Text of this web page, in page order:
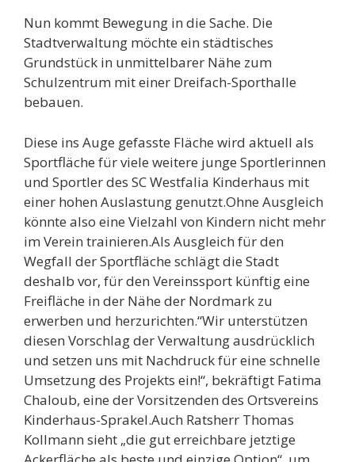
Nun kommt Bewegung in die Sache. Die
Stadtverwaltung möchte ein städtisches
Grundstück in unmittelbarer Nähe zum
Schulzentrum mit einer Dreifach-Sporthalle
bebauen.
Diese ins Auge gefasste Fläche wird aktuell als
Sportfläche für viele weitere junge Sportlerinnen
und Sportler des SC Westfalia Kinderhaus mit
einer hohen Auslastung genutzt.Ohne Ausgleich
könnte also eine Vielzahl von Kindern nicht mehr
im Verein trainieren.Als Ausgleich für den
Wegfall der Sportfläche schlägt die Stadt
deshalb vor, für den Vereinssport künftig eine
Freifläche in der Nähe der Nordmark zu
erwerben und herzurichten.“Wir unterstützen
diesen Vorschlag der Verwaltung ausdrücklich
und setzen uns mit Nachdruck für eine schnelle
Umsetzung des Projekts ein!“, bekräftigt Fatima
Chaloub, eine der Vorsitzenden des Ortsvereins
Kinderhaus-Sprakel.Auch Ratsherr Thomas
Kollmann sieht „die gut erreichbare jetztige